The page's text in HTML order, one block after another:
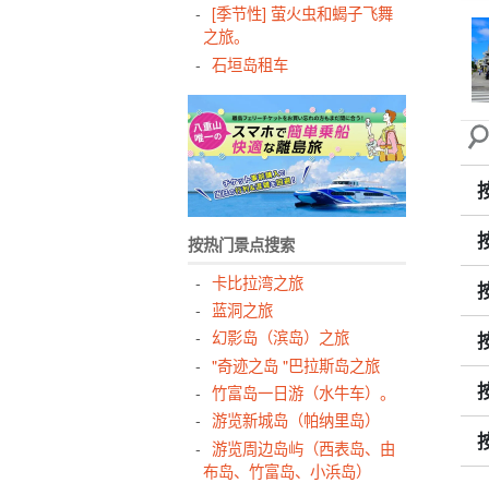
[季节性] 萤火虫和蝎子飞舞
之旅。
石垣岛租车
按热门景点搜索
卡比拉湾之旅
蓝洞之旅
幻影岛（滨岛）之旅
"奇迹之岛 "巴拉斯岛之旅
竹富岛一日游（水牛车）。
游览新城岛（帕纳里岛）
游览周边岛屿（西表岛、由
布岛、竹富岛、小浜岛）